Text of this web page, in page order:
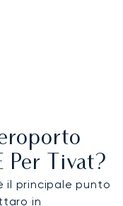
Per Tivat?
il principale punto
in